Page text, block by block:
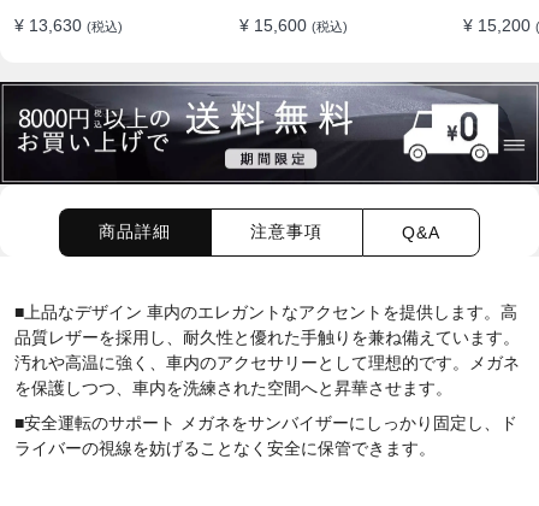
ション
¥ 13,630 (税込)
¥ 15,600 (税込)
¥ 15,200
商品詳細 注意事項 Q&A
■上品なデザイン 車内のエレガントなアクセントを提供します。高
品質レザーを採用し、耐久性と優れた手触りを兼ね備えています。
汚れや高温に強く、車内のアクセサリーとして理想的です。メガネ
を保護しつつ、車内を洗練された空間へと昇華させます。
■安全運転のサポート メガネをサンバイザーにしっかり固定し、ド
ライバーの視線を妨げることなく安全に保管できます。